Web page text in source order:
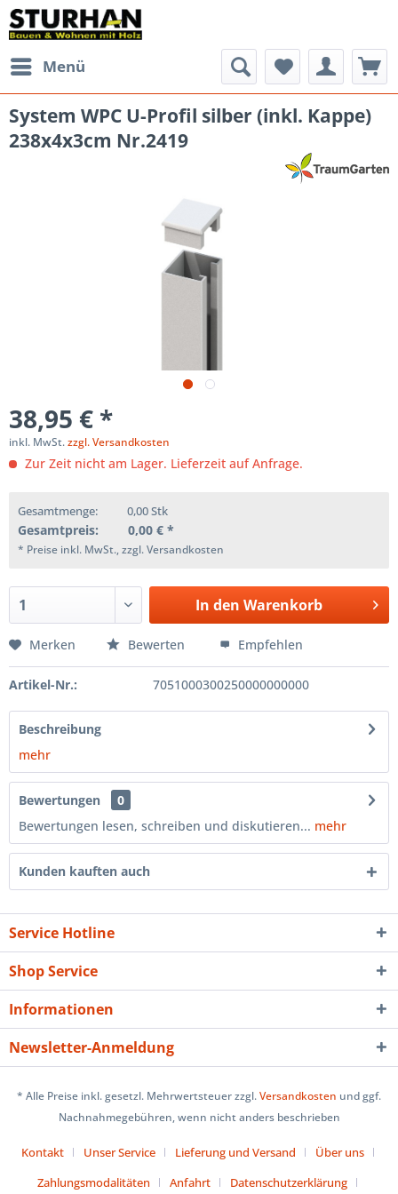
Menü
System WPC U-Profil silber (inkl. Kappe)
238x4x3cm Nr.2419
38,95 € *
inkl. MwSt.zzgl. Versandkosten
Zur Zeit nicht am Lager. Lieferzeit auf Anfrage.
Gesamtmenge: 0,00Stk
Gesamtpreis: 0,00 € *
* Preise inkl. MwSt., zzgl. Versandkosten
In den Warenkorb
Merken Bewerten Empfehlen
Artikel-Nr.: 7051000300250000000000
Beschreibung
mehr
Bewertungen
0
Bewertungen lesen, schreiben und diskutieren... mehr
Kunden kauften auch
Service Hotline
Shop Service
Informationen
Newsletter-Anmeldung
* Alle Preise inkl. gesetzl. Mehrwertsteuer zzgl.Versandkosten und ggf.
Nachnahmegebühren, wenn nicht anders beschrieben
Kontakt Unser Service Lieferung und Versand
Über uns
Zahlungsmodalitäten
Anfahrt Datenschutzerklärung